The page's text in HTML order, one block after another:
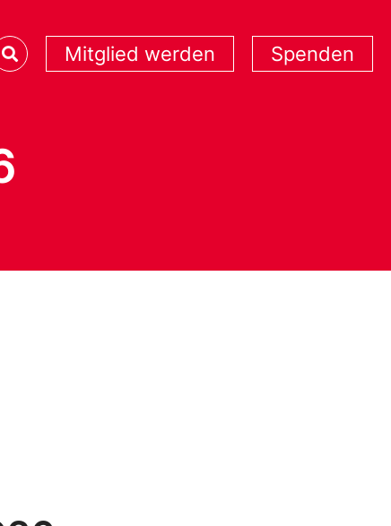
Mitglied werden Spenden